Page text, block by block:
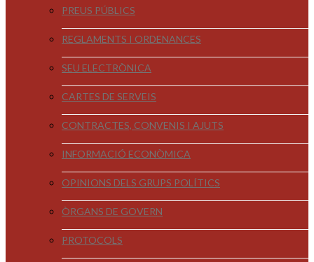
PREUS PÚBLICS
REGLAMENTS I ORDENANCES
SEU ELECTRÒNICA
CARTES DE SERVEIS
CONTRACTES, CONVENIS I AJUTS
INFORMACIÓ ECONÒMICA
OPINIONS DELS GRUPS POLÍTICS
ÒRGANS DE GOVERN
PROTOCOLS